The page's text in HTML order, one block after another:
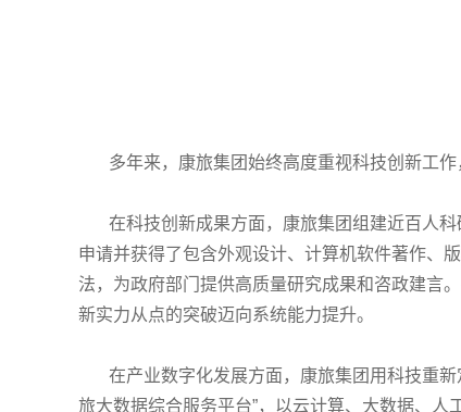
多年来，康旅集团始终高度重视科技创新工
在科技创新成果方面，康旅集团组建近百人
申请并获得了包含外观设计、计算机软件著作、
法，为政府部门提供高质量研究成果和咨政建言
新实力从点的突破迈向系统能力提升。
在产业数字化发展方面，康旅集团用科技重
旅大数据综合服务平台”，以云计算、大数据、